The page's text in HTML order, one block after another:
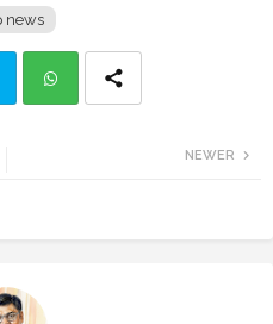
news
NEWER